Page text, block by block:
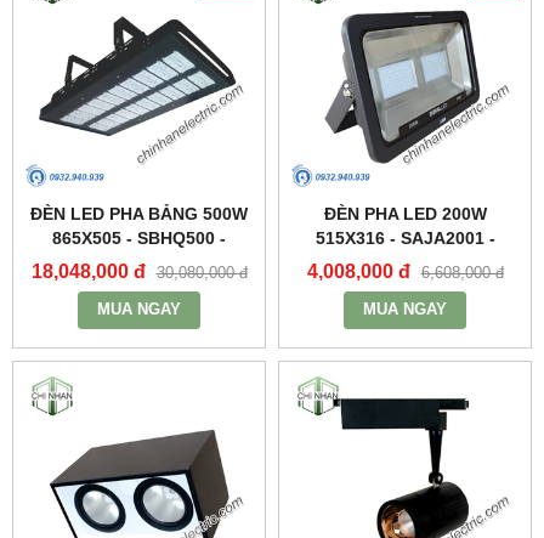
ĐÈN LED PHA BẢNG 500W
865X505 - SBHQ500 -
DUHAL
18,048,000 đ 30,080,000 đ
MUA NGAY
ĐÈN PHA LED 200W
515X316 - SAJA2001 -
DUHAL
4,008,000 đ 6,608,000 đ
MUA NGAY